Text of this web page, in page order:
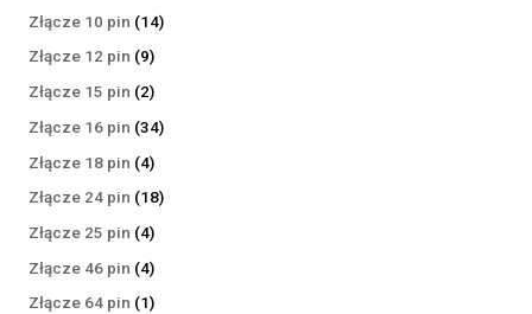
produkty
Złącze 10 pin 1414
Złącze 12 pin 99
produktów
Złącze 15 pin 22
produkty
Złącze 16 pin 3434
Złącze 18 pin 44
produkty
Złącze 24 pin 1818
Złącze 25 pin 44
produkty
Złącze 46 pin 44
produkty
Złącze 64 pin 11